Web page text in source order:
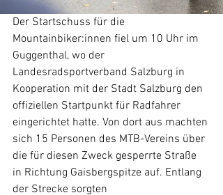
Der Startschuss für die
Mountainbiker:innen fiel um 10 Uhr im
Guggenthal, wo der
Landesradsportverband Salzburg in
Kooperation mit der Stadt Salzburg den
offiziellen Startpunkt für Radfahrer
eingerichtet hatte. Von dort aus machten
sich 15 Personen des MTB-Vereins über
die für diesen Zweck gesperrte Straße
in Richtung Gaisbergspitze auf. Entlang
der Strecke sorgten